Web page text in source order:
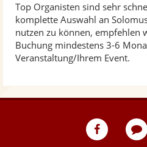
Top Organisten sind sehr
komplette Auswahl an
nutzen zu können, empfehlen
Buchung mindestens 3-6
Veranstaltung/Ihrem Event.